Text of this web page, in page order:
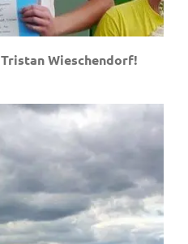
Tristan Wieschendorf!